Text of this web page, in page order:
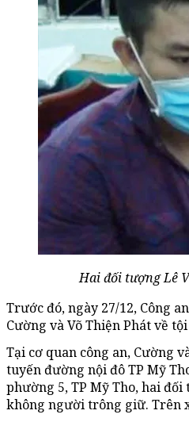
Hai đối tượng Lê
Trước đó, ngày 27/12, Công
Cường và Võ Thiện Phát về
Tại cơ quan công an, Cường
tuyến đường nội đô TP Mỹ
phường 5, TP Mỹ Tho, hai
không người trông giữ. Trên